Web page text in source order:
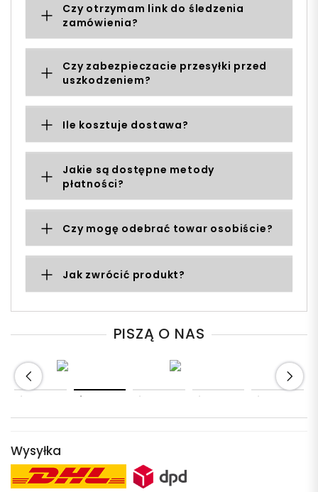
Czy otrzymam link do śledzenia
zamówienia?
Czy zabezpieczacie przesyłki przed
uszkodzeniem?
Ile kosztuje dostawa?
Jakie są dostępne metody
płatności?
Czy mogę odebrać towar osobiście?
Jak zwrócić produkt?
PISZĄ O NAS
Wysyłka